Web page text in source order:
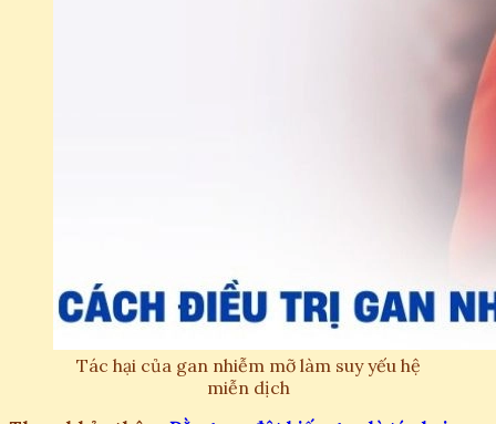
Tác hại của gan nhiễm mỡ làm suy yếu hệ
miễn dịch